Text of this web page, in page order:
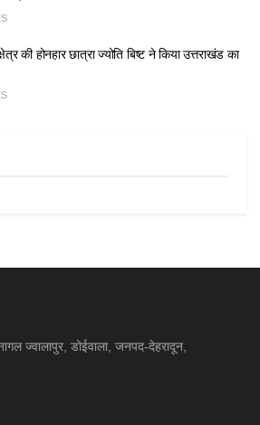
की होनहार छात्रा ज्योति बिष्ट ने किया उत्तराखंड का
ज्वालापुर, डोईवाला, जनपद-देहरादून,